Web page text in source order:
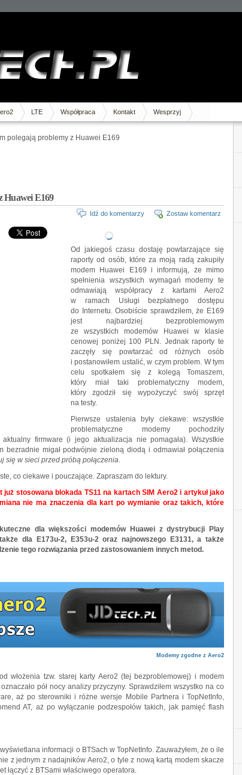
LTE Współpraca Kontakt Wesprzyj
polegają problemy z Huawei E169
Huawei E169
Zostaw komentarz
Idź do komentarzy
Od jakiegoś czasu dostaję powtarzające się
raporty od osób, które za moją radą zakupiły
modem Huawei E169 i informują, że mimo
spełnienia wszystkich wymagań modemy te
odmawiają współpracy z kartami Aero2
w ramach Usługi bezpłatnego dostępu
do Internetu. Osobiście sprawdziłem, że E169
jest najbardziej bezproblemowym
ze wszystkich modemów Huawei w klasie
cenowej poniżej 100 PLN. Jednak raporty te
zaczęły się powtarzać od różnych osób
i postanowiłem ustalić, w czym problem. W tym
celu spotkałem się z kolegą Tomaszem,
który miał taki problematyczny modem,
który zgodził się wypożyczyć swój sprzęt
na testy.
Pierwsze ustalenia były ciekawe: wszystkie
problematyczne modemy pochodziły
firmware (i jego aktualizacja nie pomagała). Wszystkie
bezradnie migał podwójnie zieloną diodą i odmawiał połączenia
się w sieci przed próbą połączenia.
co ciekawe i pouczające. Zapraszam do lektury.
stosowana blokada TS11 na kartach SIM Aero2 i artykuł jako
nie ma znaczenia dla kart po wymianie oraz takich, które
dla większości modemów Huawei z dystrybucji Play
dla E173u-2, E353u-2 oraz najnowszego E3131, a także
tego rozwiązania przed zastosowaniem innych metod.
Modemy zgodne z Aero2
włożenia tzw. starej karty Aero2 (tej bezproblemowej) i modem
pół nocy analizy przyczyny. Sprawdziłem wszystko na co
aż po sterowniki i różne wersje Mobile Partnera i TopNetInfo,
AT, aż po wyłączanie podzespołów takich, jak pamięć flash
informacji o BTSach w TopNetInfo. Zauważyłem, że o ile
z jednym z nadajników Aero2, o tyle z nową kartą modem skacze
łączyć z BTSami właściwego operatora.